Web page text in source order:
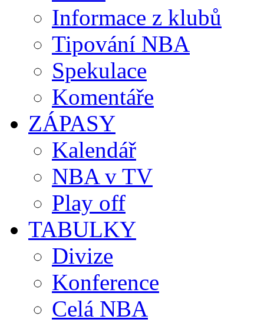
Informace z klubů
Tipování NBA
Spekulace
Komentáře
ZÁPASY
Kalendář
NBA v TV
Play off
TABULKY
Divize
Konference
Celá NBA